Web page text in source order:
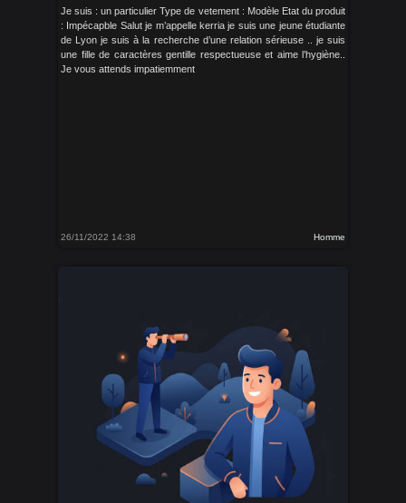
Je suis : un particulier Type de vetement : Modèle Etat du produit
: Impécapble Salut je m’appelle kerria je suis une jeune étudiante
de Lyon je suis à la recherche d’une relation sérieuse .. je suis
une fille de caractères gentille respectueuse et aime l’hygiène..
Je vous attends impatiemment
26/11/2022 14:38 Homme